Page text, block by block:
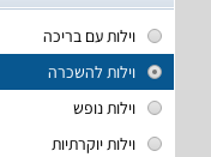
וילות עם בריכה
וילות להשכרה
וילות נופש
וילות יוקרתיות